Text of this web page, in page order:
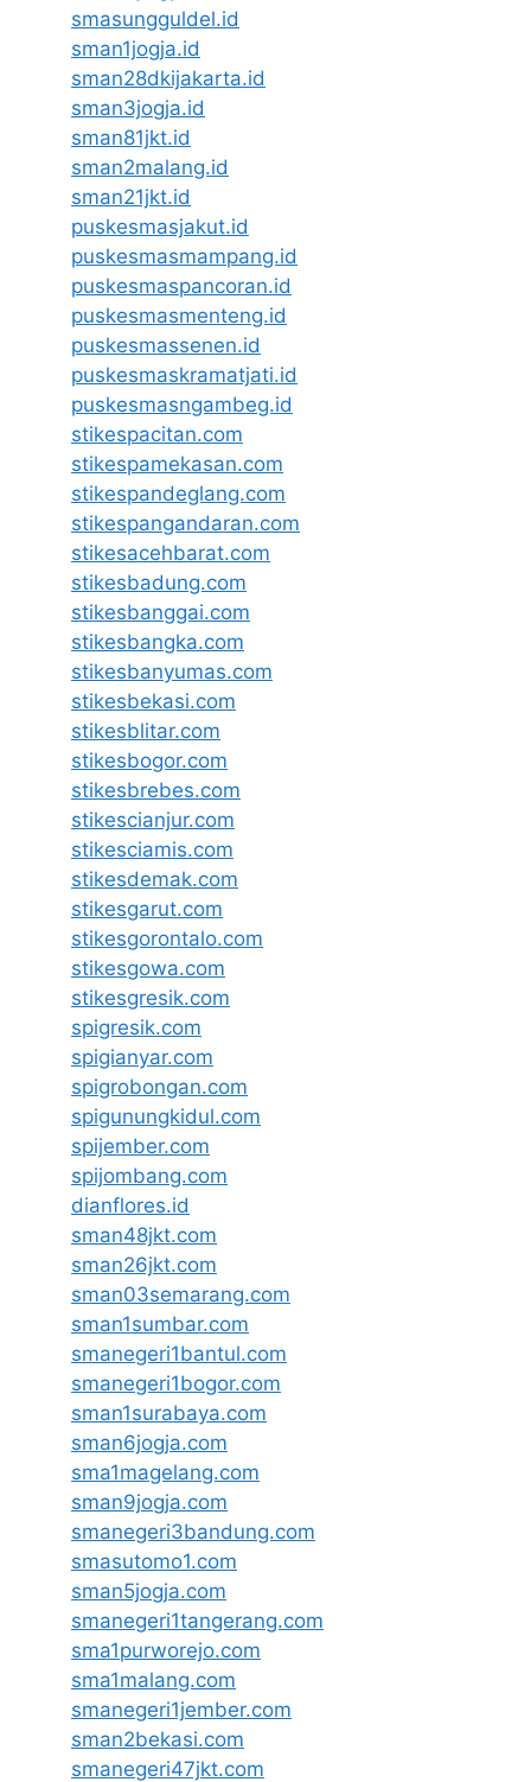
smasungguldel.id
sman1jogja.id
sman28dkijakarta.id
sman3jogja.id
sman81jkt.id
sman2malang.id
sman21jkt.id
puskesmasjakut.id
puskesmasmampang.id
puskesmaspancoran.id
puskesmasmenteng.id
puskesmassenen.id
puskesmaskramatjati.id
puskesmasngambeg.id
stikespacitan.com
stikespamekasan.com
stikespandeglang.com
stikespangandaran.com
stikesacehbarat.com
stikesbadung.com
stikesbanggai.com
stikesbangka.com
stikesbanyumas.com
stikesbekasi.com
stikesblitar.com
stikesbogor.com
stikesbrebes.com
stikescianjur.com
stikesciamis.com
stikesdemak.com
stikesgarut.com
stikesgorontalo.com
stikesgowa.com
stikesgresik.com
spigresik.com
spigianyar.com
spigrobongan.com
spigunungkidul.com
spijember.com
spijombang.com
dianflores.id
sman48jkt.com
sman26jkt.com
sman03semarang.com
sman1sumbar.com
smanegeri1bantul.com
smanegeri1bogor.com
sman1surabaya.com
sman6jogja.com
sma1magelang.com
sman9jogja.com
smanegeri3bandung.com
smasutomo1.com
sman5jogja.com
smanegeri1tangerang.com
sma1purworejo.com
sma1malang.com
smanegeri1jember.com
sman2bekasi.com
smanegeri47jkt.com